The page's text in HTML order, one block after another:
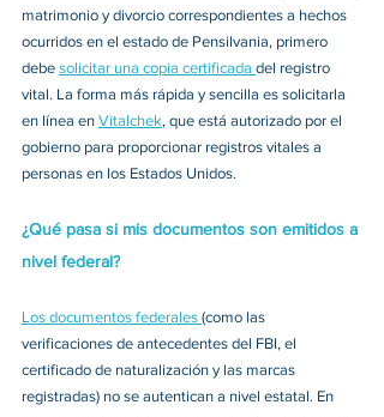
matrimonio y divorcio correspondientes a hechos
ocurridos en el estado de Pensilvania, primero
debe solicitar una copia certificada del registro
vital. La forma más rápida y sencilla es solicitarla
en línea en Vitalchek, que está autorizado por el
gobierno para proporcionar registros vitales a
personas en los Estados Unidos.
¿Qué pasa si mis documentos son emitidos a
nivel federal?
Los documentos federales (como las
verificaciones de antecedentes del FBI, el
certificado de naturalización y las marcas
registradas) no se autentican a nivel estatal. En